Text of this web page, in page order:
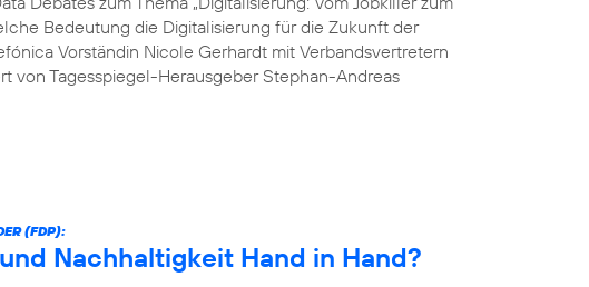
Bedeutung die Digitalisierung für die Zukunft der
Vorständin Nicole Gerhardt mit Verbandsvertretern
von Tagesspiegel-Herausgeber Stephan-Andreas
(FDP):
Nachhaltigkeit Hand in Hand?